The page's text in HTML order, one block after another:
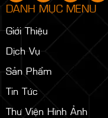
DANH MỤC MENU
Giới Thiệu
Dịch Vụ
Sản Phẩm
Tin Tức
Thư Viện Hình Ảnh